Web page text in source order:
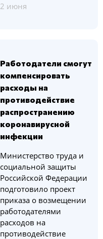
2 июня
Работодатели смогут
компенсировать
расходы на
противодействие
распространению
коронавирусной
инфекции
Министерство труда и
социальной защиты
Российской Федерации
подготовило проект
приказа о возмещении
работодателями
расходов на
противодействие